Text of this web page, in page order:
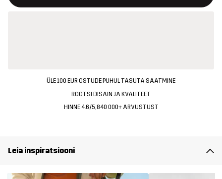
ÜLE 100 EUR OSTUDE PUHUL TASUTA SAATMINE
ROOTSI DISAIN JA KVALITEET
HINNE 4.6/5, 840 000+ ARVUSTUST
Leia inspiratsiooni